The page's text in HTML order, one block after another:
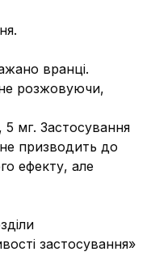
вранці.
розжовуючи,
мг. Застосування
призводить до
ефекту, але
застосування»